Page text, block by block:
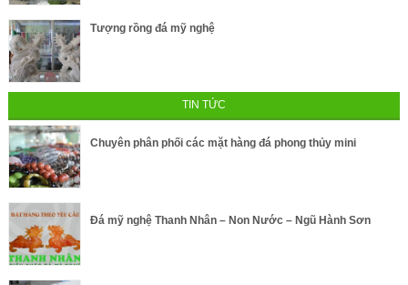
Tượng rồng đá mỹ nghệ
TIN TỨC
Chuyên phân phối các mặt hàng đá phong thủy mini
Đá mỹ nghệ Thanh Nhân – Non Nước – Ngũ Hành Sơn